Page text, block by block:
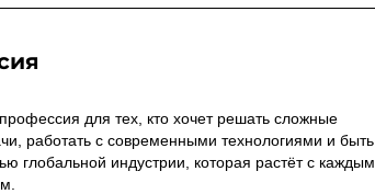
для тех, кто хочет решать сложные
работать с современными технологиями и быть
глобальной индустрии, которая растёт с каждым